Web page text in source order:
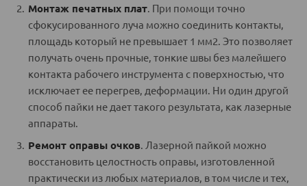
Монтаж печатных плат . При помощи точно
сфокусированного луча можно соединить контакты,
площадь который не превышает 1 мм2. Это позволяет
получать очень прочные, тонкие швы без малейшего
контакта рабочего инструмента с поверхностью, что
исключает ее перегрев, деформации. Ни один другой
способ пайки не дает такого результата, как лазерные
аппараты.
Ремонт оправы очков . Лазерной пайкой можно
восстановить целостность оправы, изготовленной
практически из любых материалов, в том числе и тех,